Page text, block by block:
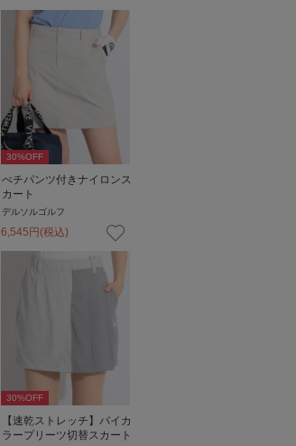
30%OFF
ぺチパンツ付きナイロンス
カート
デルソルゴルフ
6,545円(税込)
30%OFF
【速乾ストレッチ】バイカ
ラープリーツ切替スカート